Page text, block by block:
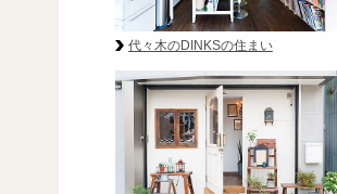
代々木のDINKSの住まい